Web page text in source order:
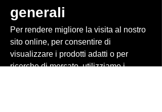
generali
Per rendere migliore la visita al nostro
sito online, per consentire di
visualizzare i prodotti adatti o per
ricerche di mercato, utilizziamo i